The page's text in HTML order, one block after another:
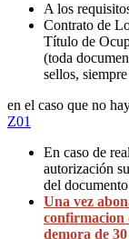
A los
Contrato de
Título de
(toda
sellos,
en el caso que no
Z01
En caso de
autorización
del
Una vez
confirmacion
demora de